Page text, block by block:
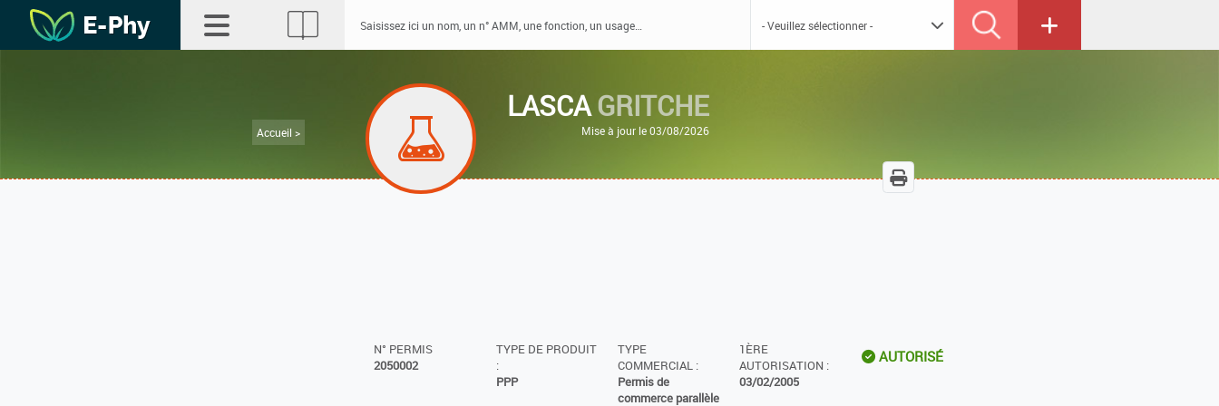
Accueil >
LASCAGRITCHE
Mise à jour le 03/08/2026
N° PERMIS
2050002
TYPE DE PRODUIT
:
PPP
TYPE
COMMERCIAL :
Permis de
commerce parallèle
1ÈRE
AUTORISATION :
03/02/2005
AUTORISÉ